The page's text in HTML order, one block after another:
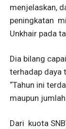
menjelaskan,
peningkatan
Unkhair pada
Dia bilang
terhadap daya
“Tahun ini
maupun
Dari kuota